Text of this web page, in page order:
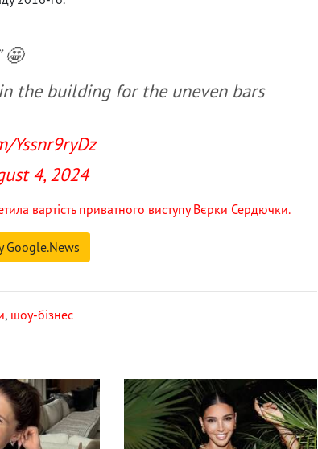
🤩
the building for the uneven bars
Yssnr9ryDz
4, 2024
вартість приватного виступу Вєрки Сердючки.
Google.News
, шоу-бізнес